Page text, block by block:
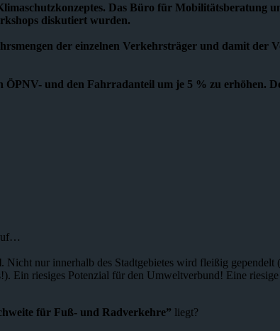
Das Büro für Mobilitätsberatung
diskutiert wurden.
der einzelnen Verkehrsträger und damit der
und den Fahrradanteil um je 5 % zu erhöhen.
. Nicht nur innerhalb des Stadtgebietes wird fleißig
Ein riesiges Potenzial für den Umweltverbund! Eine
für Fuß- und Radverkehre” liegt?